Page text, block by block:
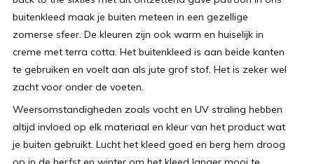
buitenkleed maak je buiten meteen in een gezellige
zomerse sfeer. De kleuren zijn ook warm en huiselijk in
creme met terra cotta. Het buitenkleed is aan beide kanten
te gebruiken en voelt aan als jute grof stof. Het is zeker wel
zacht voor onder de voeten.
Weersomstandigheden zoals vocht en UV straling hebben
altijd invloed op elk materiaal en kleur van het product wat
je buiten gebruikt. Lucht het kleed goed en berg hem droog